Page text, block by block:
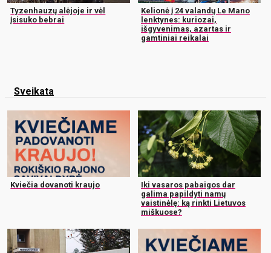
Tyzenhauzų alėjoje ir vėl
įsisuko bebrai
Kelionė į 24 valandų Le Mano
lenktynes: kuriozai,
išgyvenimas, azartas ir
gamtiniai reikalai
Sveikata
Kviečia dovanoti kraujo
Iki vasaros pabaigos dar
galima papildyti namų
vaistinėlę: ką rinkti Lietuvos
miškuose?